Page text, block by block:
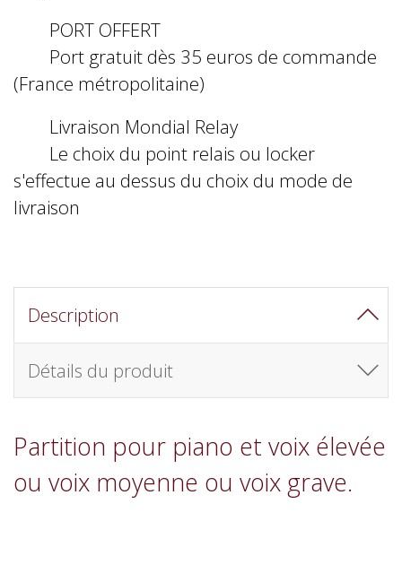
PORT OFFERT
Port gratuit dès 35 euros de commande
(France métropolitaine)
Livraison Mondial Relay
Le choix du point relais ou locker
s'effectue au dessus du choix du mode de
livraison
Description
Détails du produit
Partition pour piano et voix élevée
ou voix moyenne ou voix grave.